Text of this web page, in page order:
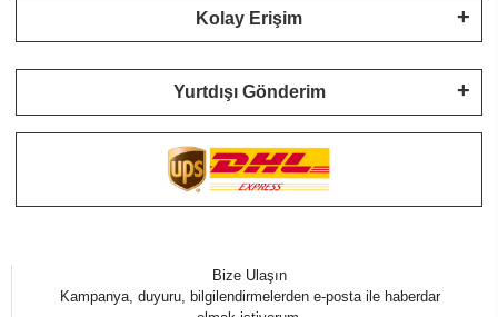
Kolay Erişim
Yurtdışı Gönderim
Bize Ulaşın
Kampanya, duyuru, bilgilendirmelerden e-posta ile haberdar